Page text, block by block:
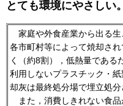
とても環境にやさしい。
家庭や外食産業から出る
各市町村等によって焼却さ
く（約8割），低熱量である
利用しないプラスチック・
却灰は最終処分場で埋立処分
また ，消費しきれない食